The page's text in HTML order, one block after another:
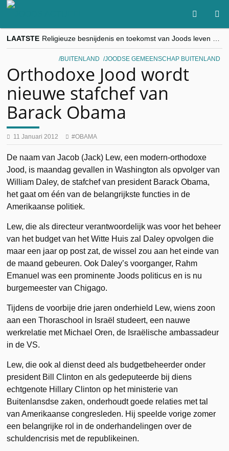
LAATSTE
“Besnijdenisdebat toont hoe moeilijk seculiere Westen minderheden begrijpt”, Jinnih Beels (Vooruit)
CITYTRIP | ROEMENIË – Boekarest: de verrassing van Oost-Europa
BUITENLAND JOODSE GEMEENSCHAP BUITENLAND
Orthodoxe Jood wordt
nieuwe stafchef van
Barack Obama
11 Januari 2012 OBAMA
De naam van Jacob (Jack) Lew, een modern-orthodoxe
Jood, is maandag gevallen in Washington als opvolger van
William Daley, de stafchef van president Barack Obama,
het gaat om één van de belangrijkste functies in de
Amerikaanse politiek.
Lew, die als directeur verantwoordelijk was voor het beheer
van het budget van het Witte Huis zal Daley opvolgen die
maar een jaar op post zat, de wissel zou aan het einde van
de maand gebeuren. Ook Daley’s voorganger, Rahm
Emanuel was een prominente Joods politicus en is nu
burgemeester van Chigago.
Tijdens de voorbije drie jaren onderhield Lew, wiens zoon
aan een Thoraschool in Israël studeert, een nauwe
werkrelatie met Michael Oren, de Israëlische ambassadeur
in de VS.
Lew, die ook al dienst deed als budgetbeheerder onder
president Bill Clinton en als gedeputeerde bij diens
echtgenote Hillary Clinton op het ministerie van
Buitenlansdse zaken, onderhoudt goede relaties met tal
van Amerikaanse congresleden. Hij speelde vorige zomer
een belangrijke rol in de onderhandelingen over de
schuldencrisis met de republikeinen.